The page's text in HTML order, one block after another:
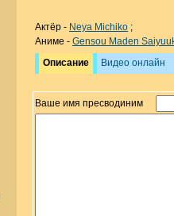
Актёр - Neya Michiko ;
Аниме - Gensou Maden
Описание
Видео онлайн
Ваше имя пресводиним